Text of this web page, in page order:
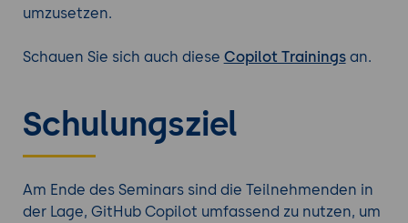
umzusetzen.
Schauen Sie sich auch diese Copilot Trainingsan.
Schulungsziel
Am Ende des Seminars sind die Teilnehmenden in
der Lage, GitHub Copilot umfassend zu nutzen, um